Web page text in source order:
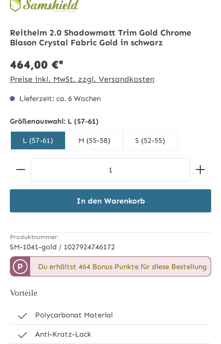
Reithelm 2.0 Shadowmatt Trim Gold Chrome
Blason Crystal Fabric Gold in schwarz
464,00 €*
Preise inkl. MwSt. zzgl. Versandkosten
Lieferzeit: ca. 6 Wochen
Größenauswahl: L (57-61)
L (57-61) M (55-58) S (52-55)
Produkt Anzahl: Gib den gewünschten Wert ein
In den Warenkorb
Produktnummer:
SM-1041-gold / 1027924746172
P Du erhältst 464 Bonus Punkte für diese Bestellung
Vorteile
Polycarbonat Material
Anti-Kratz-Lack